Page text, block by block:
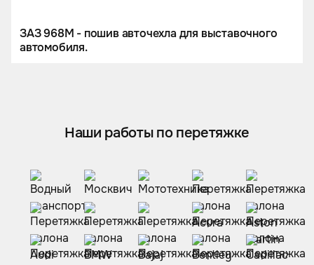
ЗАЗ 968М - пошив авточехла для выставочного
автомобиля.
Наши работы по перетяжке